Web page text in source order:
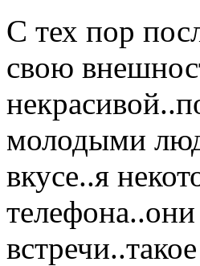
С тех пор
свою
молодыми
вкусе..я